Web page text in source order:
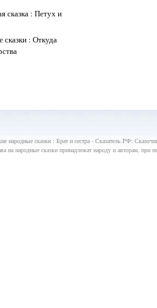
сказка : Петух и
: Откуда
народные сказки : Брат и сестра - Сказатель.РФ:
на народные сказки принадлежат народу и авторам, при